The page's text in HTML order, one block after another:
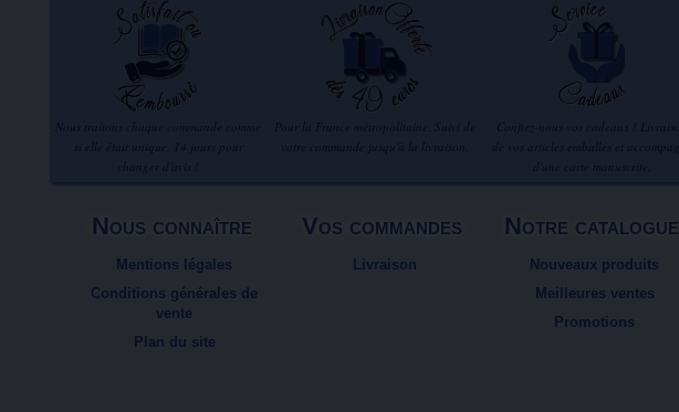
Nous connaître
Mentions légales
Conditions générales de
vente
Plan du site
Vos commandes
Livraison
Notre catalogue
Nouveaux produits
Meilleures ventes
Promotions